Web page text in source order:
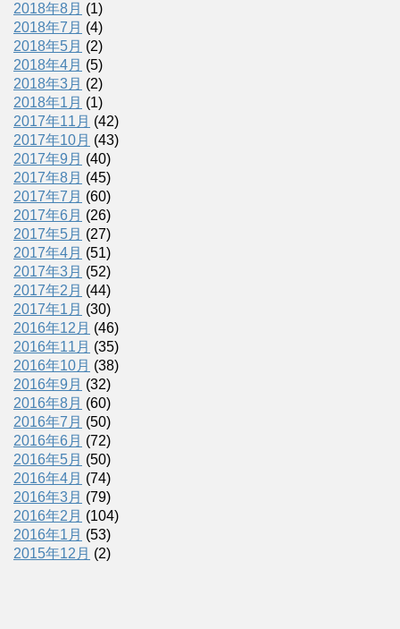
2018年8月 (1)
2018年7月 (4)
2018年5月 (2)
2018年4月 (5)
2018年3月 (2)
2018年1月 (1)
2017年11月 (42)
2017年10月 (43)
2017年9月 (40)
2017年8月 (45)
2017年7月 (60)
2017年6月 (26)
2017年5月 (27)
2017年4月 (51)
2017年3月 (52)
2017年2月 (44)
2017年1月 (30)
2016年12月 (46)
2016年11月 (35)
2016年10月 (38)
2016年9月 (32)
2016年8月 (60)
2016年7月 (50)
2016年6月 (72)
2016年5月 (50)
2016年4月 (74)
2016年3月 (79)
2016年2月 (104)
2016年1月 (53)
2015年12月 (2)